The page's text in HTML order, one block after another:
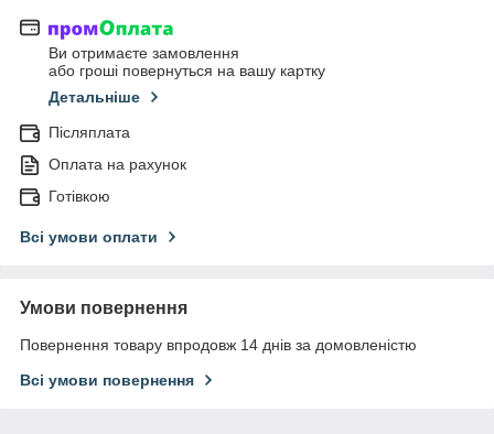
Ви отримаєте замовлення
або гроші повернуться на вашу картку
Детальніше
Післяплата
Оплата на рахунок
Готівкою
Всі умови оплати
Умови повернення
Повернення товару впродовж 14 днів за домовленістю
Всі умови повернення